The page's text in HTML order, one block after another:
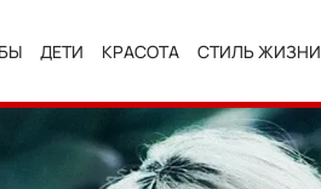
ДЕТИ КРАСОТА СТИЛЬ ЖИЗНИ